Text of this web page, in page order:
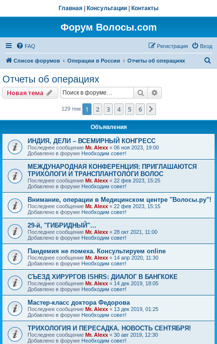
Главная Консультации Контакты
Форум Волосы.com
FAQ Вход
Регистрация
Список форумов Операции в России Отчеты об операциях
Отчеты об операциях
Новая тема Поиск
129 тем 1 2 3 4 5 6
Объявления
ИНДИЯ, ДЕЛИ – ВСЕМИРНЫЙ КОНГРЕСС
Последнее сообщение Mr. Alexx « 06 ноя 2023, 19:00
Добавлено в форуме Необходим совет!
МЕЖДУНАРОДНАЯ КОНФЕРЕНЦИЯ: ПРИГЛАШАЮТСЯ
ТРИХОЛОГИ И ТРАНСПЛАНТОЛОГИ ВОЛОС
Последнее сообщение Mr. Alexx « 22 фев 2023, 15:25
Добавлено в форуме Необходим совет!
Внимание, операции в Медицинском центре "Волосы.ру"!
Последнее сообщение Mr. Alexx « 22 фев 2023, 15:15
Добавлено в форуме Необходим совет!
29-й, "ГИБРИДНЫЙ"…
Последнее сообщение Mr. Alexx « 28 окт 2021, 11:00
Добавлено в форуме Необходим совет!
Пандемия не помеха. Консультируем online
Последнее сообщение Mr. Alexx « 14 апр 2020, 11:30
Добавлено в форуме Необходим совет!
СЪЕЗД ХИРУРГОВ ISHRS: ДИАЛОГ В БАНГКОКЕ
Последнее сообщение Mr. Alexx « 14 дек 2019, 18:05
Добавлено в форуме Необходим совет!
Мастер-класс доктора Федорова
Последнее сообщение Mr. Alexx « 13 дек 2019, 01:25
Добавлено в форуме Необходим совет!
ТРИХОЛОГИЯ И ПЕРЕСАДКА. НОВОСТЬ СЕНТЯБРЯ!
Последнее сообщение Mr. Alexx « 30 авг 2019, 12:30
Добавлено в форуме Необходим совет!